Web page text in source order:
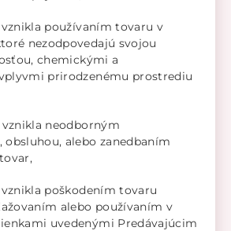
používaním tovaru v
nezodpovedajú svojou
chemickými a
prirodzenému prostrediu
neodborným
obsluhou, alebo zanedbaním
poškodením tovaru
alebo používaním v
uvedenými Predávajúcim